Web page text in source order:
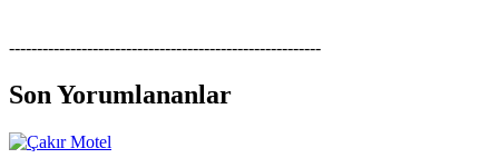
--------------------------------------------------------
Son Yorumlananlar